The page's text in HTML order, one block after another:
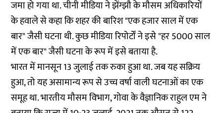
जमा हो गया था. चीनी मीडिया ने झेंग्झौ के मौसम अधिकारियों
के हवाले से कहा कि शहर की बारिश "एक हजार साल में एक
बार" जैसी घटना थी. कुछ मीडिया रिपोर्टों ने इसे "हर 5000 साल
में एक बार" जैसी घटना के रूप में इसे बताया है.
भारत में मानसून 13 जुलाई तक रुका हुआ था. जब यह सक्रिय
हुआ, तो यह असामान्य रूप से उच्च वर्षा वाली घटनाओं का एक
समूह था. भारतीय मौसम विभाग, गोवा के वैज्ञानिक राहुल एम ने